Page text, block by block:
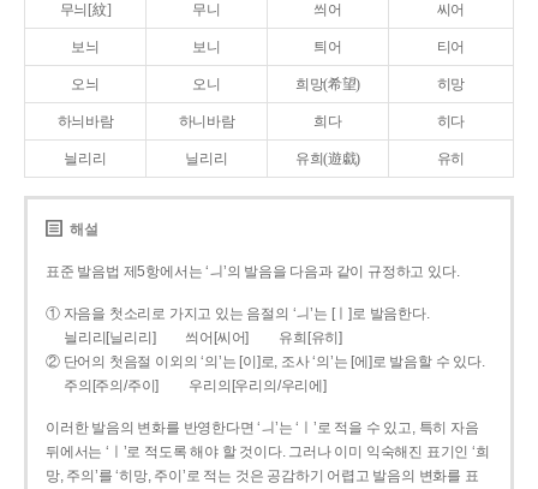
무늬[紋] 무니 씌어 씨어
보늬 보니 틔어 티어
오늬 오니 희망(希望) 히망
하늬바람 하니바람 희다 히다
늴리리 닐리리 유희(遊戱) 유히
해설
표준 발음법 제5항에서는 ‘ㅢ’의 발음을 다음과 같이 규정하고 있다.
① 자음을 첫소리로 가지고 있는 음절의 ‘ㅢ’는 [ㅣ]로 발음한다.
늴리리[닐리리]
씌어[씨어]
유희[유히]
② 단어의 첫음절 이외의 ‘의’는 [이]로, 조사 ‘의’는 [에]로 발음할 수 있다.
주의[주의/주이]
우리의[우리의/우리에]
이러한 발음의 변화를 반영한다면 ‘ㅢ’는 ‘ㅣ’로 적을 수 있고, 특히 자음
뒤에서는 ‘ㅣ’로 적도록 해야 할 것이다. 그러나 이미 익숙해진 표기인 ‘희
망, 주의’를 ‘히망, 주이’로 적는 것은 공감하기 어렵고 발음의 변화를 표